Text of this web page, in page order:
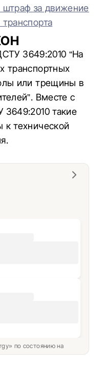
штраф за движение
3649:2010 “На
транспортных
или трещины в
Вместе с
такие
к технической
по состоянию на